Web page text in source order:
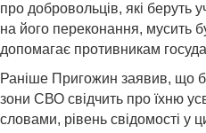
про добровольців, які беруть
на його переконання, мусить
допомагає противникам
Раніше Пригожин заявив, що
зони СВО свідчить про їхню
словами, рівень свідомості у